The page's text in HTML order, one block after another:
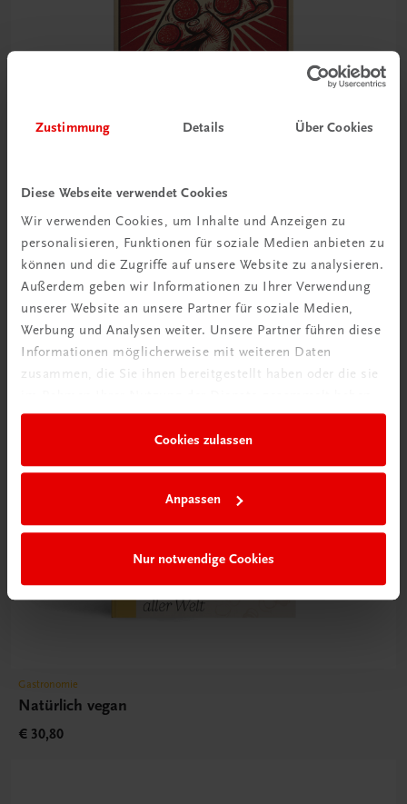
Zustimmung Details Über Cookies
Diese Webseite verwendet Cookies
Wir verwenden Cookies, um Inhalte und Anzeigen zu
personalisieren, Funktionen für soziale Medien anbieten zu
können und die Zugriffe auf unsere Website zu analysieren.
Außerdem geben wir Informationen zu Ihrer Verwendung
unserer Website an unsere Partner für soziale Medien,
Werbung und Analysen weiter. Unsere Partner führen diese
Informationen möglicherweise mit weiteren Daten
zusammen, die Sie ihnen bereitgestellt haben oder die sie
Cookies zulassen
Anpassen
Nur notwendige Cookies
In Pizza we crust
Die Welt is(s)t eine Scheibe
€ 46,30
Gastronomie
Natürlich vegan
€ 30,80